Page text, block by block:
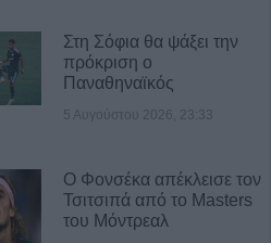
Στη Σόφια θα ψάξει την
πρόκριση ο
Παναθηναϊκός
5 Αυγούστου 2026, 23:33
Ο Φονσέκα απέκλεισε τον
Τσιτσιπά από το Masters
του Μόντρεαλ